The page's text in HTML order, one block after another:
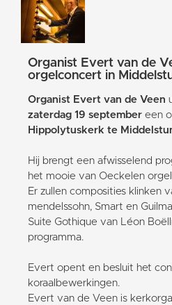
Organist Evert van de
orgelconcert in
Organist Evert van de Veen
zaterdag 19 september een
Hippolytuskerk te
Hij brengt een afwisselend
het mooie van Oeckelen
Er zullen composities klinken
mendelssohn, Smart en
Suite Gothique van Léon
programma.
Evert opent en besluit het
koraalbewerkingen.
Evert van de Veen is